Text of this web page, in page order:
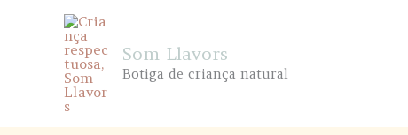
Som Llavors
Botiga de criança natural